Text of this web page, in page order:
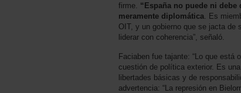
firme. “España no puede ni
meramente diplomática . Es
OIT, y un gobierno que se jacta de
liderar con coherencia”, señaló.
Faciaben fue tajante: “Lo que está
cuestión de política exterior. Es
libertades básicas y de
advertencia: “La represión en